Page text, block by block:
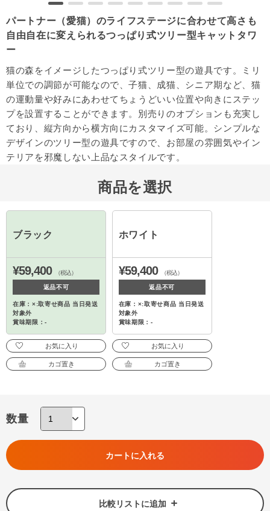
パートナー（愛猫）のライフステージに合わせて高さも
自由自在に変えられるつっぱり式ツリー型キャットタワ
ー
猫の森をイメージしたつっぱり式ツリー型の遊具です。ミリ
単位での調節が可能なので、子猫、成猫、シニア期など、猫
の運動量や好みにあわせてちょうどいい位置や向きにステッ
プを設置することができます。別売りのオプションも充実し
ており、縦方向から横方向にカスタマイズ可能。シンプルな
デザインのツリー型の遊具ですので、お部屋の雰囲気やイン
テリアを邪魔しない上品なスタイルです。
商品を選択
ブラック
¥59,400 （税込）
返品不可
在庫：×:取寄せ商品 当日発送
対象外
賞味期限：-
お気に入り
カゴ置き
ホワイト
¥59,400 （税込）
返品不可
在庫：×:取寄せ商品 当日発送
対象外
賞味期限：-
お気に入り
カゴ置き
数量
カートに入れる
比較リストに追加